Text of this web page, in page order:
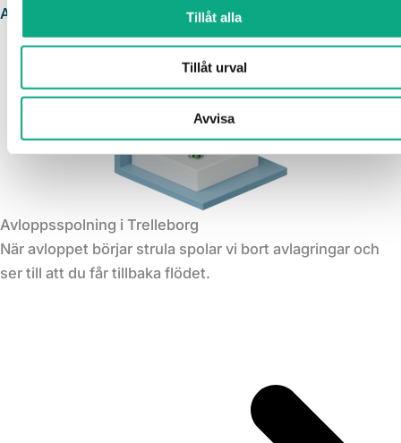
Tillåt alla
Tillåt urval
Avvisa
Avloppsservice i Trelleborg
Avloppsspolning i Trelleborg
När avloppet börjar strula spolar vi bort avlagringar och
ser till att du får tillbaka flödet.